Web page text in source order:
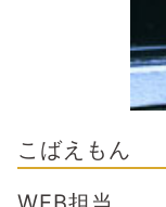
こばえもん